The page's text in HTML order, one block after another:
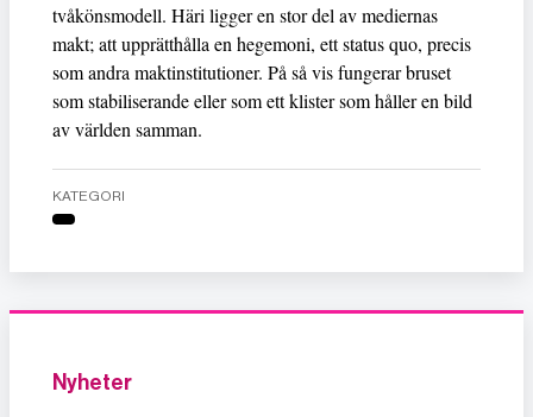
tvåkönsmodell. Häri ligger en stor del av mediernas
makt; att upprätthålla en hegemoni, ett status quo, precis
som andra maktinstitutioner. På så vis fungerar bruset
som stabiliserande eller som ett klister som håller en bild
av världen samman.
KATEGORI
Nyheter